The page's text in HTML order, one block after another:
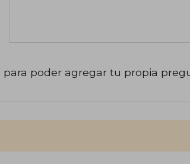
para poder agregar tu propia